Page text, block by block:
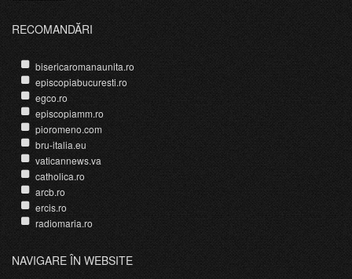
RECOMANDĂRI
bisericaromanaunita.ro
episcopiabucuresti.ro
egco.ro
episcopiamm.ro
pioromeno.com
bru-italia.eu
vaticannews.va
catholica.ro
arcb.ro
ercis.ro
radiomaria.ro
NAVIGARE ÎN WEBSITE